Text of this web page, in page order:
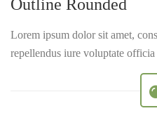
Outline Rounded
Lorem ipsum dolor sit amet,
repellendus iure voluptate